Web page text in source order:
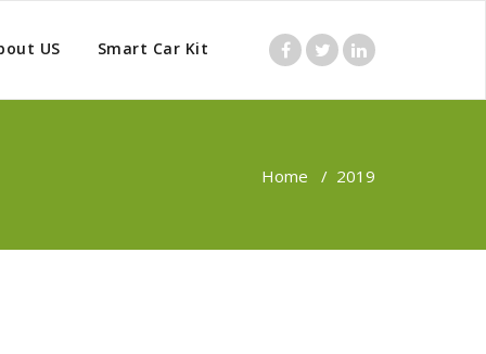
US Smart Car Kit
Home / 2019